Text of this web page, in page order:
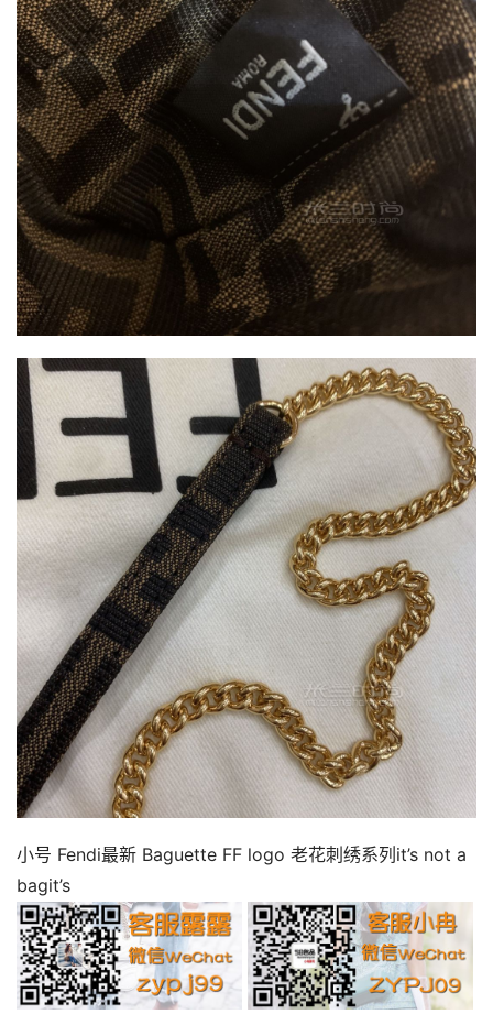
小号 Fendi最新 Baguette FF logo 老花刺绣系列it’s not a
bagit’s